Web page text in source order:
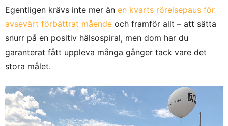
Egentligen krävs inte mer än en kvarts rörelsepaus för
avsevärt förbättrat mående och framför allt – att sätta
snurr på en positiv hälsospiral, men dom har du
garanterat fått uppleva många gånger tack vare det
stora målet.